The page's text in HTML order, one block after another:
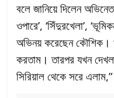
বলে জানিয়ে দিলেন
ওপারে’, ‘সিঁদুরখেলা’,
অভিনয় করেছেন কৌশিক।
করতাম। তারপর যখন
সিরিয়াল থেকে সরে